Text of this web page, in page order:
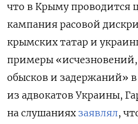
что в Крыму проводится
кампания расовой
крымских татар и
примеры
обысков и задержаний»
из адвокатов Украины,
на слушаниях заявлял,